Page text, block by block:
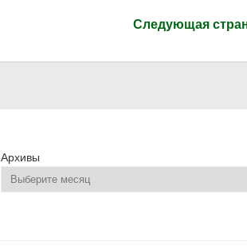
Следующая
Архивы